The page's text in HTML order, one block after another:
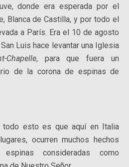
donde era esperada por el
Blanca de Castilla, y por todo el
a París. Era el 10 de agosto
Luis hace levantar una Iglesia
Chapelle, para que fuera un
de la corona de espinas de
todo esto es que aquí en Italia
ocurren muchos hechos
consideradas como